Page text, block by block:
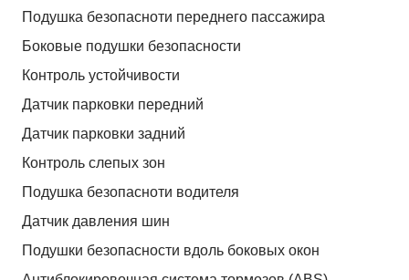
Подушка безопасноти переднего пассажира
Боковые подушки безопасности
Контроль устойчивости
Датчик парковки передний
Датчик парковки задний
Контроль слепых зон
Подушка безопасноти водителя
Датчик давления шин
Подушки безопасности вдоль боковых окон